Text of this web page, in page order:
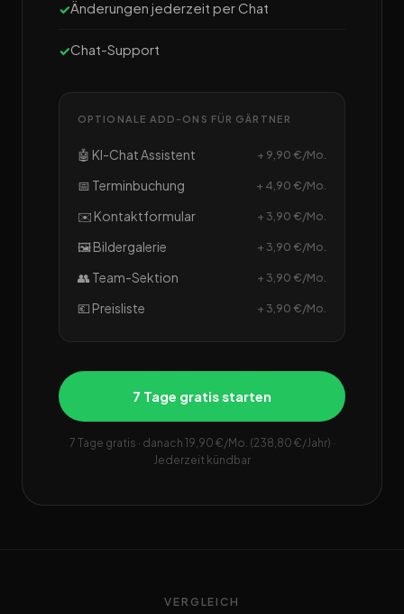
Änderungen jederzeit per Chat
Chat-Support
OPTIONALE ADD-ONS FÜR GÄRTNER
🤖 KI-Chat Assistent + 9,90 €/Mo.
📅 Terminbuchung + 4,90 €/Mo.
✉️ Kontaktformular + 3,90 €/Mo.
🖼️ Bildergalerie + 3,90 €/Mo.
👥 Team-Sektion + 3,90 €/Mo.
💶 Preisliste + 3,90 €/Mo.
7 Tage gratis starten
7 Tage gratis · danach 19,90 €/Mo. (238,80 €/Jahr) ·
Jederzeit kündbar
VERGLEICH